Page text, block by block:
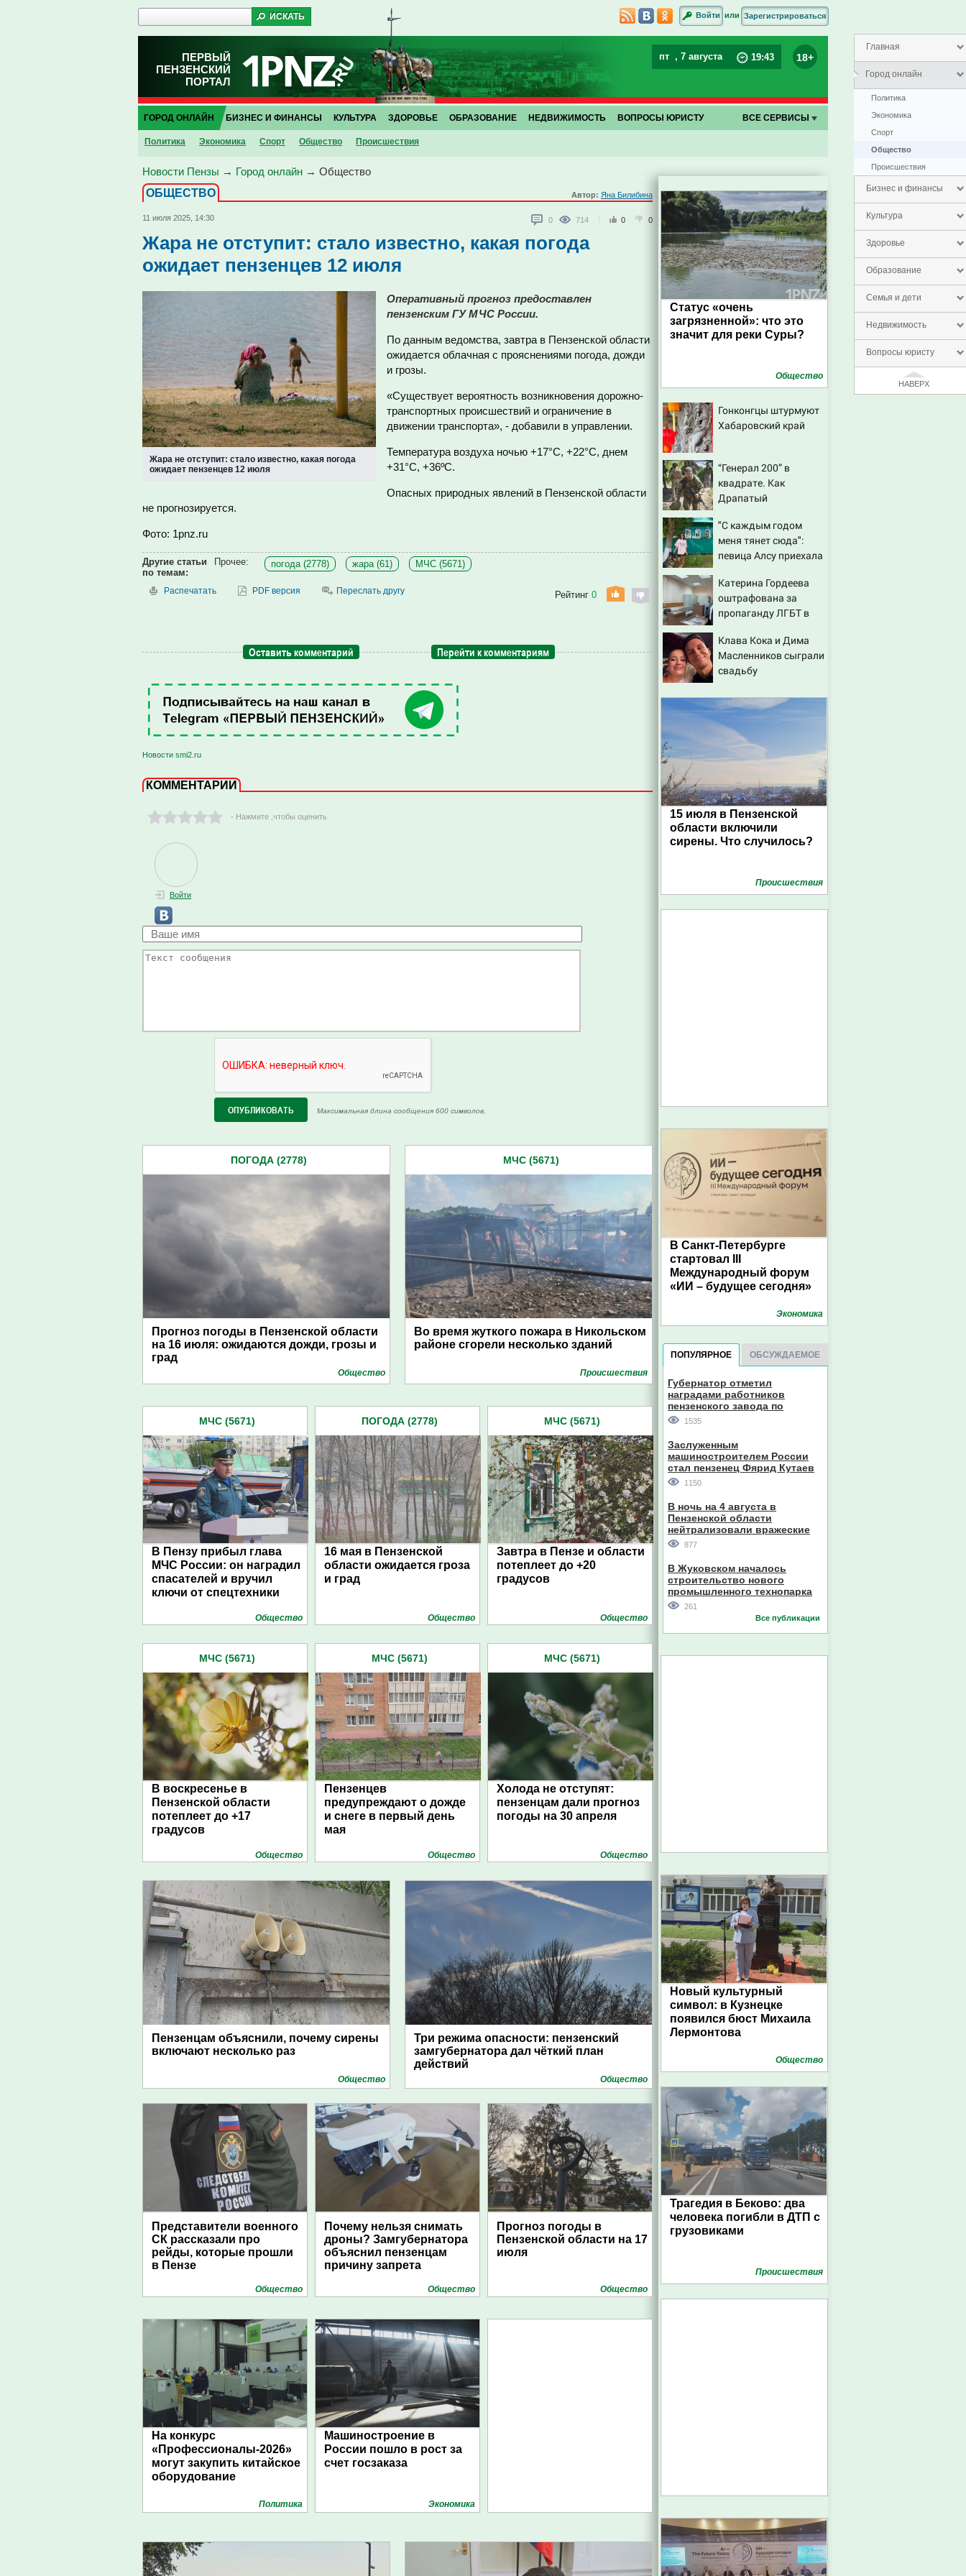
Главная
Город онлайн
Политика
Экономика
Спорт
Общество
Проиcшествия
Бизнес и финансы
Культура
Здоровье
Образование
Семья и дети
Недвижимость
Вопросы юристу
НАВЕРХ
Войти или Зарегистрироваться
ПЕРВЫЙ
ПЕНЗЕНСКИЙ
ПОРТАЛ
пт , 7 августа 19:43 18+
ГОРОД ОНЛАЙН
Политика Экономика Спорт Общество Проиcшествия
БИЗНЕС И ФИНАНСЫ КУЛЬТУРА ЗДОРОВЬЕ ОБРАЗОВАНИЕ НЕДВИЖИМОСТЬ ВОПРОСЫ ЮРИСТУ ВСЕ СЕРВИСЫ
Новости Пензы → Город онлайн → Общество
ОБЩЕСТВО
Автор: Яна Билибина
11 июля 2025, 14:30 0 714 0 0
Жара не отступит: стало известно, какая погода
ожидает пензенцев 12 июля
Жара не отступит: стало известно, какая погода
ожидает пензенцев 12 июля
Оперативный прогноз предоставлен
пензенским ГУ МЧС России.
По данным ведомства, завтра в Пензенской области
ожидается облачная с прояснениями погода, дожди
и грозы.
«Существует вероятность возникновения дорожно-
транспортных происшествий и ограничение в
движении транспорта», - добавили в управлении.
Температура воздуха ночью +17°С, +22°С, днем
+31°С, +36ºС.
Опасных природных явлений в Пензенской области
не прогнозируется.
Фото: 1pnz.ru
Другие статьи
по темам:
Прочее: погода (2778) жара (61) МЧС (5671)
Распечатать PDF версия Переслать другу Рейтинг 0
Оставить комментарий Перейти к комментариям
Новости smi2.ru
КОММЕНТАРИИ
- Нажмите ,чтобы оценить
Войти
Максимальная длина сообщения 600 символов.
ПОГОДА (2778)
Прогноз погоды в Пензенской области
на 16 июля: ожидаются дожди, грозы и
град
Общество
МЧС (5671)
Во время жуткого пожара в Никольском
районе сгорели несколько зданий
Проиcшествия
МЧС (5671)
В Пензу прибыл глава
МЧС России: он наградил
спасателей и вручил
ключи от спецтехники
Общество
ПОГОДА (2778)
16 мая в Пензенской
области ожидается гроза
и град
Общество
МЧС (5671)
Завтра в Пензе и области
потеплеет до +20
градусов
Общество
МЧС (5671)
В воскресенье в
Пензенской области
потеплеет до +17
градусов
Общество
МЧС (5671)
Пензенцев
предупреждают о дожде
и снеге в первый день
мая
Общество
МЧС (5671)
Холода не отступят:
пензенцам дали прогноз
погоды на 30 апреля
Общество
Пензенцам объяснили, почему сирены
включают несколько раз
Общество
Три режима опасности: пензенский
замгубернатора дал чёткий план
действий
Общество
Представители военного
СК рассказали про
рейды, которые прошли
в Пензе
Общество
Почему нельзя снимать
дроны? Замгубернатора
объяснил пензенцам
причину запрета
Общество
Прогноз погоды в
Пензенской области на 17
июля
Общество
На конкурс
«Профессионалы-2026»
могут закупить китайское
оборудование
Политика
Машиностроение в
России пошло в рост за
счет госзаказа
Экономика
Статус «очень
загрязненной»: что это
значит для реки Суры?
Общество
Гонконгцы штурмуют
Хабаровский край
“Генерал 200” в
квадрате. Как
Драпатый
"С каждым годом
меня тянет сюда":
певица Алсу приехала
где прошло ее детство
07/08/2026 – Новости
Катерина Гордеева
оштрафована за
пропаганду ЛГБТ в
на Вести.ru
Клава Кока и Дима
Масленников сыграли
свадьбу
15 июля в Пензенской
области включили
сирены. Что случилось?
Проиcшествия
В Санкт-Петербурге
стартовал III
Международный форум
«ИИ – будущее сегодня»
Экономика
ПОПУЛЯРНОЕ ОБСУЖДАЕМОЕ
Губернатор отметил
наградами работников
пензенского завода по
производству станков
1535
Заслуженным
машиностроителем России
стал пензенец Фярид Кутаев
1150
В ночь на 4 августа в
Пензенской области
нейтрализовали вражеские
дроны
877
В Жуковском началось
строительство нового
промышленного технопарка
261
Все публикации
Новый культурный
символ: в Кузнецке
появился бюст Михаила
Лермонтова
Общество
Трагедия в Беково: два
человека погибли в ДТП с
грузовиками
Проиcшествия